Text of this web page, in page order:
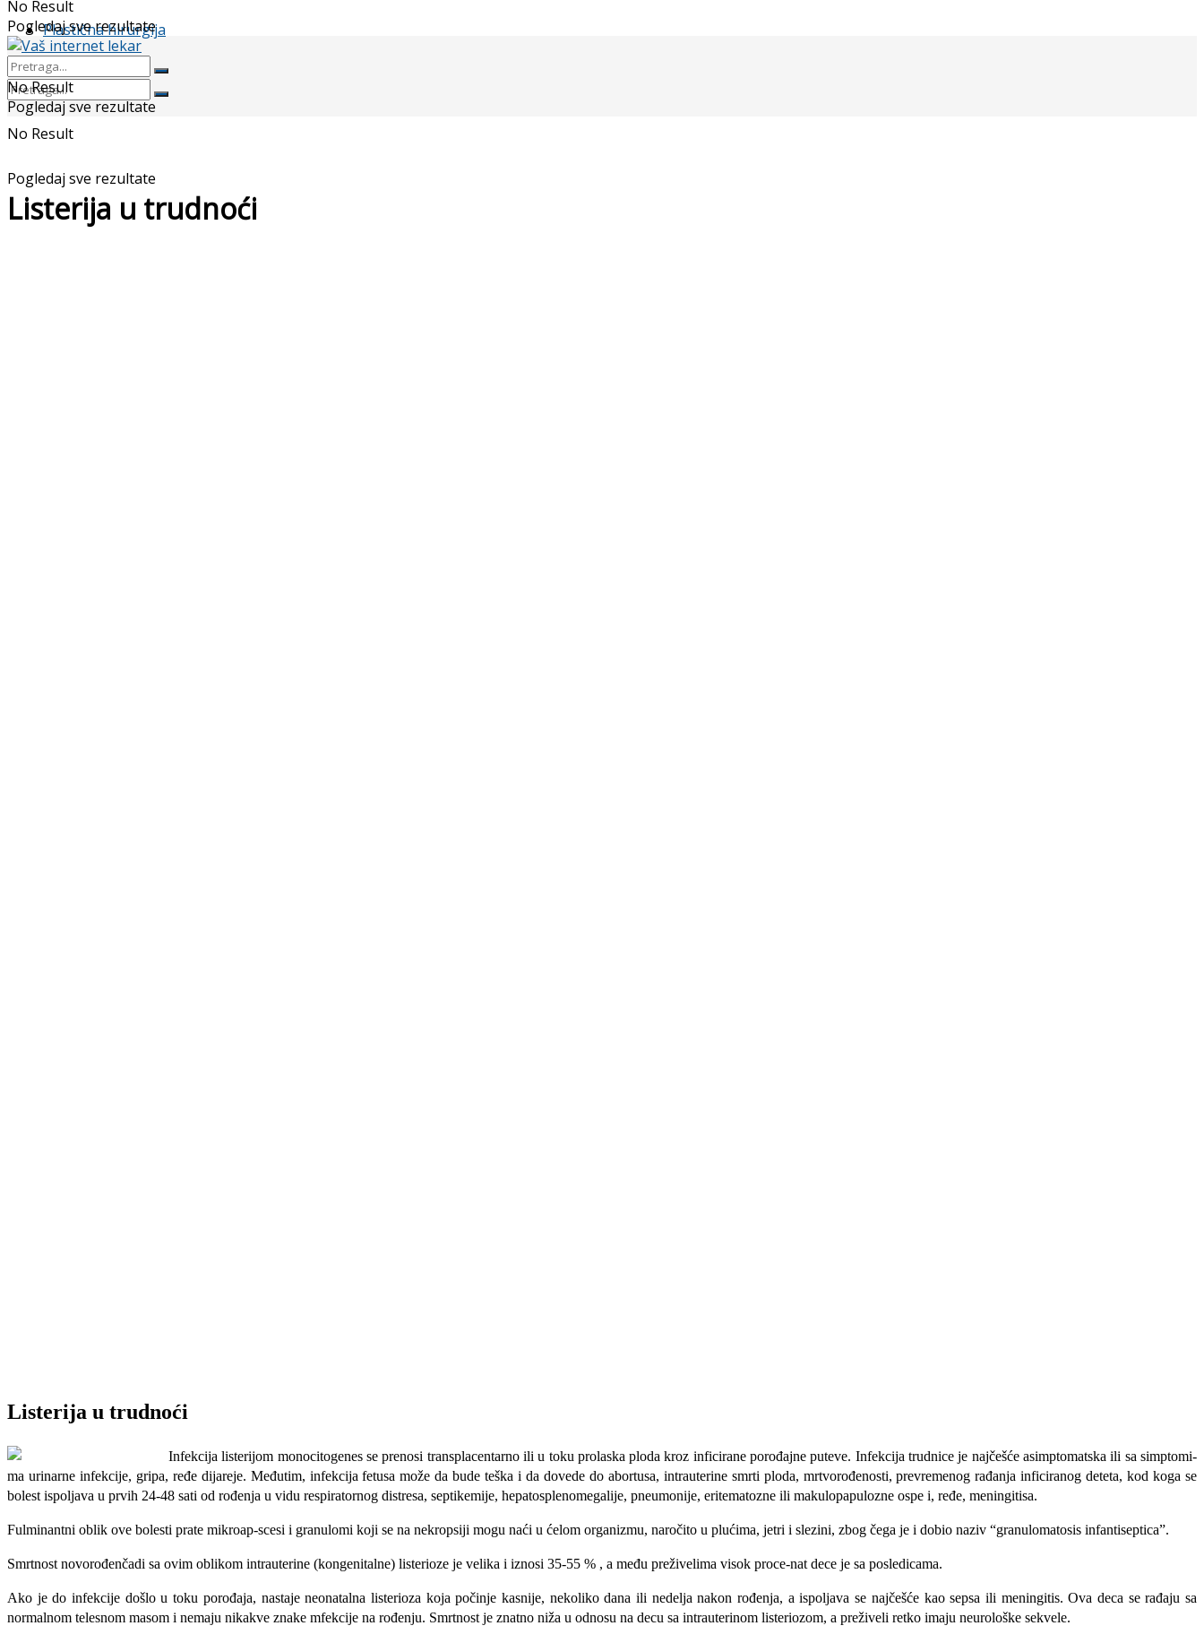
Plastična hirurgija
No Result
Pogledaj sve rezultate
No Result
Pogledaj sve rezultate
No Result
Pogledaj sve rezultate
Listerija u trudnoći
Listerija u trudnoći
Infekcija listerijom monocitogenes se prenosi transplacentarno ili u toku prolas­ka ploda kroz inficirane porođajne puteve. Infekcija trudnice je najčešće asimptomatska ili sa simptomi­
ma urinarne infekcije, gripa, ređe dijareje. Međutim, infekcija fetusa može da bude teška i da dovede do abortusa, intrauterine smrti ploda, mrtvorođenosti, prevremenog rađanja inficiranog deteta, kod koga se
bolest ispoljava u prvih 24-48 sati od rođenja u vidu respiratornog distresa, septikemije, hepatosplenomegalije, pneumonije, eritematozne ili makulopapulozne ospe i, ređe, menin­gitisa.
Fulminantni oblik ove bolesti prate mikroap-scesi i granulomi koji se na nekropsiji mogu naći u ćelom organizmu, naročito u plućima, jetri i slezini, zbog čega je i dobio naziv “granulomatosis infantiseptica”.
Smrtnost novorođenčadi sa ovim obli­kom intrauterine (kongenitalne) listerioze je velika i iznosi 35-55 % , a među preživelima visok proce-nat dece je sa posledicama.
Ako je do infekcije došlo u toku porođaja, nastaje neonatalna listerioza koja počinje kasnije, nekoliko dana ili nedelja nakon rođenja, a ispolja­va se najčešće kao sepsa ili meningitis. Ova deca se rađaju sa
normalnom telesnom masom i nemaju nikakve znake mfekcije na rođenju. Smrtnost je znatno niža u odnosu na decu sa intrauterinom listeriozom, a preživeli retko imaju neurološke sekvele.